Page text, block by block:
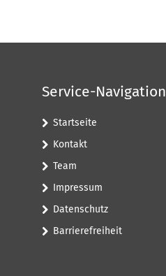
Service-Navigation
Startseite
Kontakt
Team
Impressum
Datenschutz
Barrierefreiheit